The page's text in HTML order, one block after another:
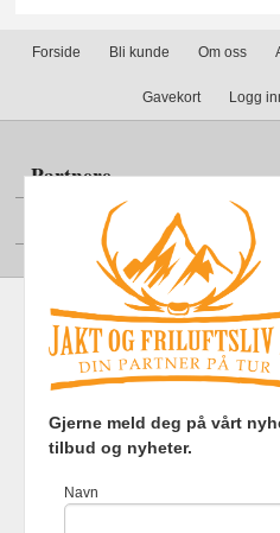
Forside Bli kunde Om oss
Gavekort Logg
Partnere
Din konto
Frakt Kjøpsbetingelser
Gjerne meld deg på vårt
tilbud og nyheter.
Navn